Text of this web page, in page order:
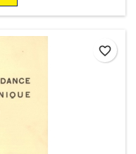
favorite_border